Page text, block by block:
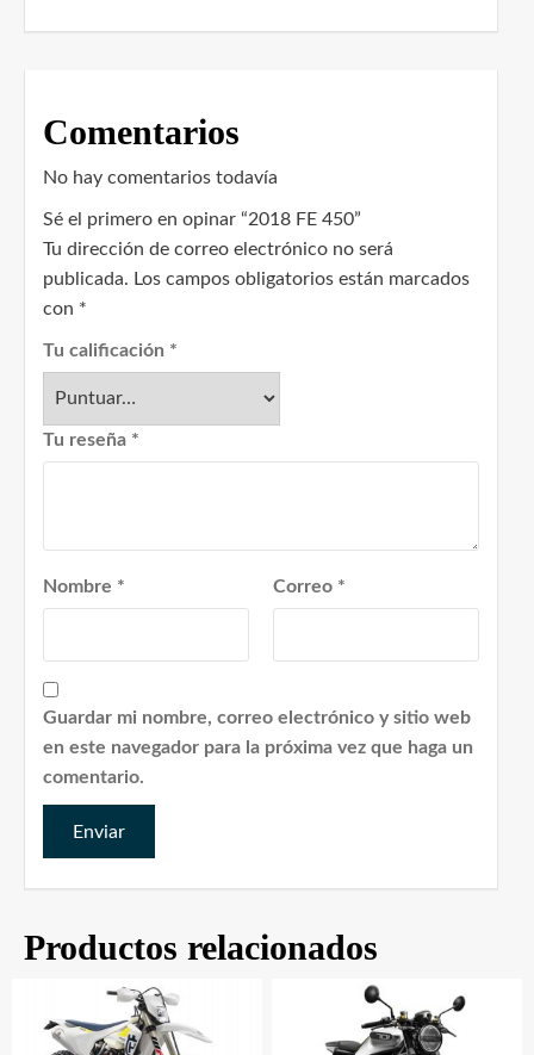
Comentarios
No hay comentarios todavía
Sé el primero en opinar “2018 FE 450”
Tu dirección de correo electrónico no será
publicada. Los campos obligatorios están marcados
con *
Tu calificación *
Tu reseña *
Nombre * Correo *
Guardar mi nombre, correo electrónico y sitio web
en este navegador para la próxima vez que haga un
comentario.
Productos relacionados